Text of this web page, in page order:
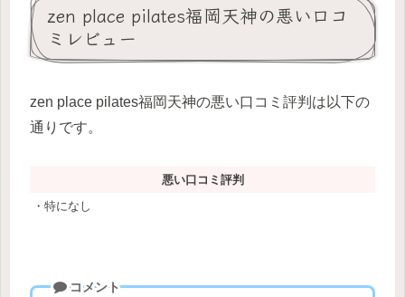
zen place pilates福岡天神の悪い口コ
ミレビュー
zen place pilates福岡天神の悪い口コミ評判は以下の
通りです。
悪い口コミ評判
・特になし
コメント